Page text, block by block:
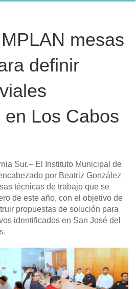
mesas
definir
en Los Cabos
Sur.– El Instituto Municipal de
por Beatriz González
técnicas de trabajo que se
de este año, con el objetivo de
propuestas de solución para
identificados en San José del